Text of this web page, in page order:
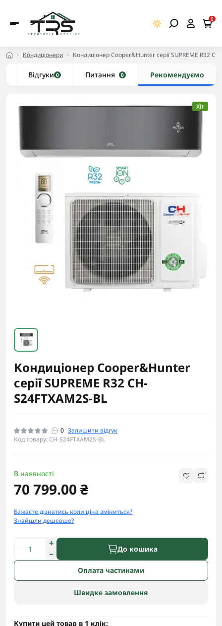
0
Кондиціонери Кондиціонер Cooper&Hunter серії SUPREME R32
Відгуки 0 Питання 0 Рекомендуємо
Хіт
Кондиціонер Cooper&Hunter
серії SUPREME R32 CH-
S24FTXAM2S-BL
0 Залишити відгук
Код товару: CH-S24FTXAM2S-BL
В наявності
70 799.00 ₴
Бажаєте дізнатись коли ціна зміниться?
Знайшли дешевше?
До кошика
Оплата частинами
Швидке замовлення
Купити цей товар в 1 клік: